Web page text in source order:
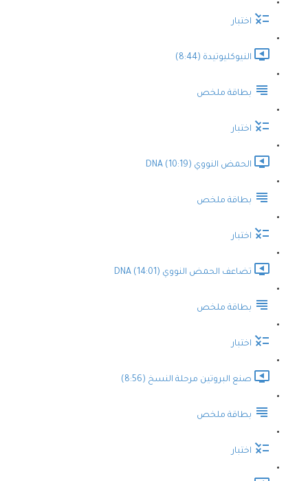
اختبار
النيوكليوتيدة (8:44)
بطاقة ملخص
اختبار
الحمض النووي DNA (10:19)
بطاقة ملخص
اختبار
تضاعف الحمض النووي DNA (14:01)
بطاقة ملخص
اختبار
صنع البروتين مرحلة النسخ (8:56)
بطاقة ملخص
اختبار